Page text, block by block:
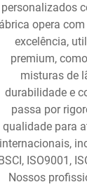
personalizados
opera
excelência,
premium,
misturas de
durabilidade e
passa por
qualidade para
internacionais,
ISO9001,
Nossos